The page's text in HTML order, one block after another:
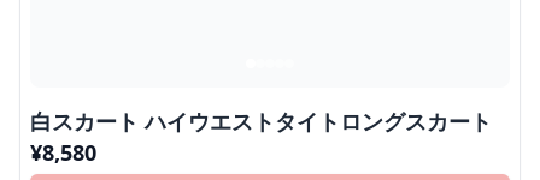
白スカート ハイウエストタイトロングスカート
¥8,580